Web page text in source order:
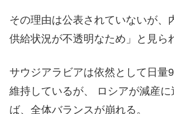
その理由は公表されていないが、
供給状況が不透明なため」と見ら
サウジアラビアは依然として日量
維持しているが、 ロシアが減産
ば、全体バランスが崩れる。